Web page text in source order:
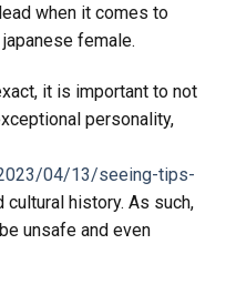
when it comes to
female.
it is important to not
personality,
04/13/seeing-tips-
cultural history. As such,
unsafe and even